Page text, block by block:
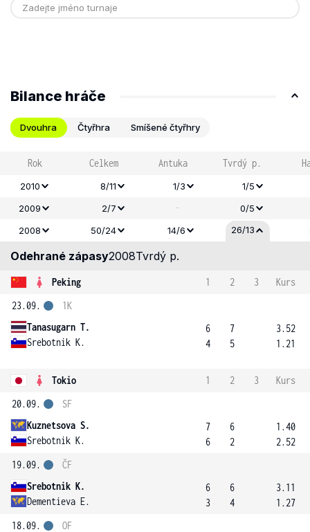
Bilance hráče
Dvouhra Čtyřhra Smíšené čtyřhry
Rok Celkem Antuka Tvrdý p.
2010 8/11 1/3
1/5
2009
2/7 - 0/5
2008
50/24 14/6 26/13
Odehrané zápasy2008Tvrdý p.
Peking 1 2 3
Kurs
23.09.
Tanasugarn T.
Srebotnik K.
1K
6
4
7
5
3.52
1.21
Tokio 1 2 3
Kurs
20.09.
Kuznetsova S.
Srebotnik K.
SF
7
6
6
2
1.40
2.52
19.09.
Srebotnik K.
Dementieva E.
ČF
6
3
6
4
3.11
1.27
18.09.
OF